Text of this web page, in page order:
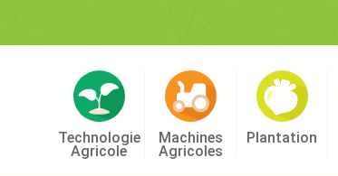
Technologie
Agricole
Machines
Agricoles
Plantation